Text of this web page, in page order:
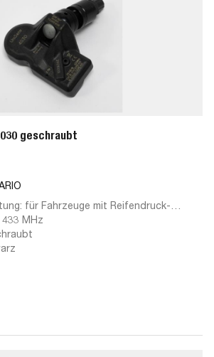
geschraubt
für Fahrzeuge mit Reifendruck-
MHz